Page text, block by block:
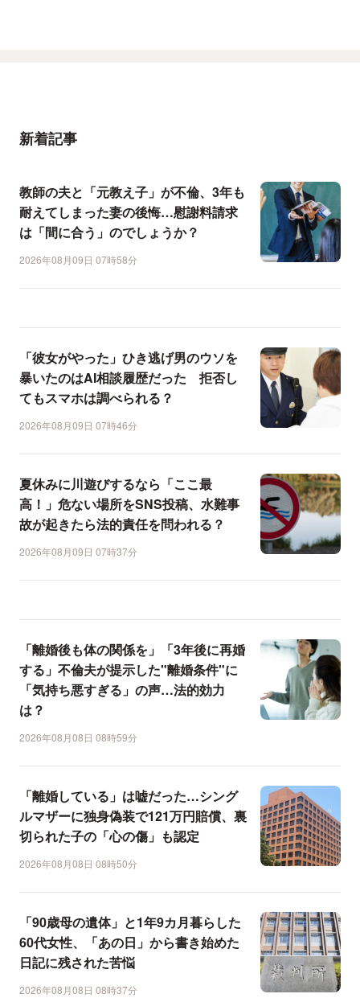
新着記事
教師の夫と「元教え子」が不倫、3年も
耐えてしまった妻の後悔…慰謝料請求
は「間に合う」のでしょうか？
2026年08月09日 07時58分
「彼女がやった」ひき逃げ男のウソを
暴いたのはAI相談履歴だった 拒否し
てもスマホは調べられる？
2026年08月09日 07時46分
夏休みに川遊びするなら「ここ最
高！」危ない場所をSNS投稿、水難事
故が起きたら法的責任を問われる？
2026年08月09日 07時37分
「離婚後も体の関係を」「3年後に再婚
する」不倫夫が提示した"離婚条件"に
「気持ち悪すぎる」の声…法的効力
は？
2026年08月08日 08時59分
「離婚している」は嘘だった…シング
ルマザーに独身偽装で121万円賠償、裏
切られた子の「心の傷」も認定
2026年08月08日 08時50分
「90歳母の遺体」と1年9カ月暮らした
60代女性、「あの日」から書き始めた
日記に残された苦悩
2026年08月08日 08時37分